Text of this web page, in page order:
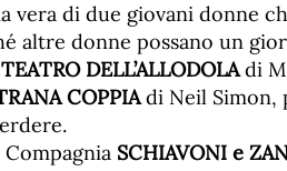
vera di due giovani donne
altre donne possano un
TEATRO DELL’ALLODOLAdi
COPPIAdi Neil Simon,
Compagnia SCHIAVONI e